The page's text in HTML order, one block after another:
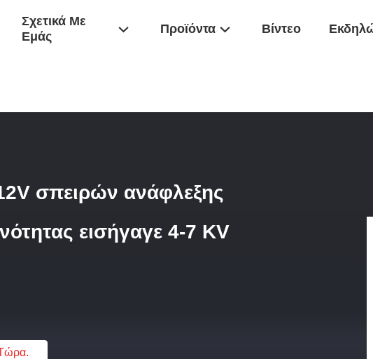
Σχετικά Με
Εμάς
Προϊόντα Βίντεο
σπειρών ανάφλεξης
εισήγαγε 4-7 KV